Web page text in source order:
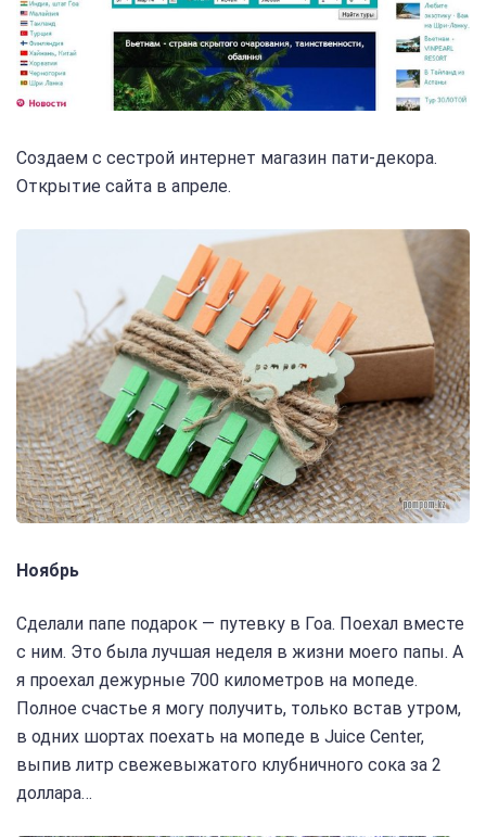
Создаем с сестрой интернет магазин пати-декора.
Открытие сайта в апреле.
Ноябрь
Сделали папе подарок — путевку в Гоа. Поехал вместе
с ним. Это была лучшая неделя в жизни моего папы. А
я проехал дежурные 700 километров на мопеде.
Полное счастье я могу получить, только встав утром,
в одних шортах поехать на мопеде в Juice Center,
выпив литр свежевыжатого клубничного сока за 2
доллара…